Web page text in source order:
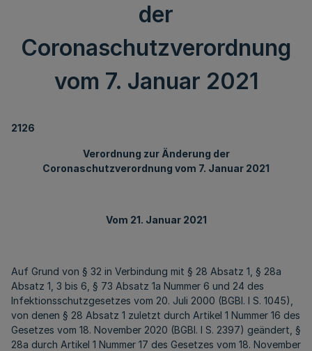
der
Coronaschutzverordnung
vom 7. Januar 2021
2126
Verordnung zur Änderung der
Coronaschutzverordnung vom 7. Januar 2021
Vom 21. Januar 2021
Auf Grund von § 32 in Verbindung mit § 28 Absatz 1, § 28a
Absatz 1, 3 bis 6, § 73 Absatz 1a Nummer 6 und 24 des
Infektionsschutzgesetzes vom 20. Juli 2000 (BGBl. I S. 1045),
von denen § 28 Absatz 1 zuletzt durch Artikel 1 Nummer 16 des
Gesetzes vom 18. November 2020 (BGBl. I S. 2397) geändert, §
28a durch Artikel 1 Nummer 17 des Gesetzes vom 18. November